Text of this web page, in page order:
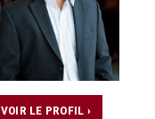
VOIR LE PROFIL ›